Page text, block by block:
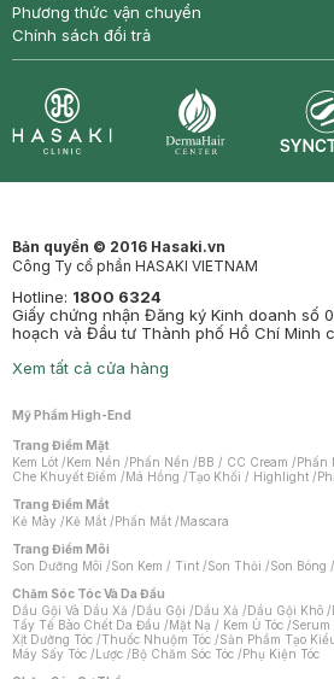
Phương thức vận chuyển
Chính sách đổi trả
Bản quyền © 2016 Hasaki.vn
Công Ty cổ phần HASAKI VIETNAM
Hotline: 1800 6324
Giấy chứng nhận Đăng ký Kinh doanh số
hoạch và Đầu tư Thành phố Hồ Chí Minh
Xem tất cả cửa hàng
Mỹ Phẩm High-End
Trang Điểm Mặt
Kem Lót /Kem Nền /Phấn Nền /BB / CC Cream /Phấn
Che Khuyết Điểm /Má Hồng /Tạo Khối / Highlight /
Trang Điểm Mắt
Kẻ Mày /Kẻ Mắt /Phấn Mắt /Mascara
Trang Điểm Môi
Son Dưỡng Môi /Son Kem / Tint /Son Thỏi /Son Bóng /
Chăm Sóc Tóc Và Da Đầu
Dầu Gội Và Dầu Xả /Dầu Gội /Dầu Xả /Dầu Gội Khô /
Tẩy Tế Bào Chết Da Đầu /Mặt Nạ / Kem Ủ Tóc /
Xịt Dưỡng Tóc /Thuốc Nhuộm Tóc /Sản Phẩm Tạo
Máy Sấy Tóc /Lược /Bộ Chăm Sóc Tóc /Phụ Kiện Tóc